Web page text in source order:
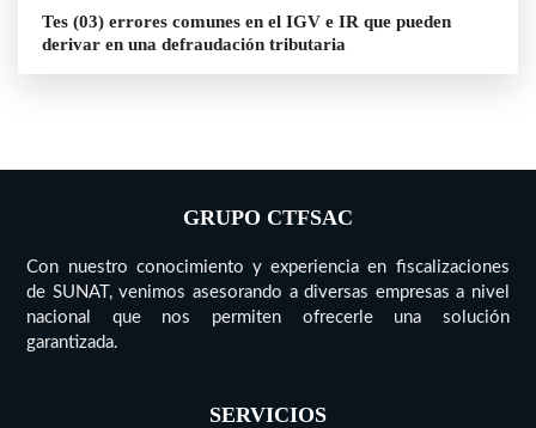
Tes (03) errores comunes en el IGV e IR que pueden
derivar en una defraudación tributaria
GRUPO CTFSAC
Con nuestro conocimiento y experiencia en fiscalizaciones
de SUNAT, venimos asesorando a diversas empresas a nivel
nacional que nos permiten ofrecerle una solución
garantizada.
SERVICIOS